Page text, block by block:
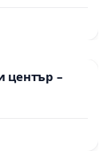
център –